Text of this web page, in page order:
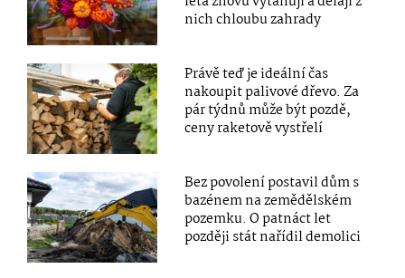
nich chloubu zahrady
Právě teď je ideální čas
nakoupit palivové dřevo. Za
pár týdnů může být pozdě,
ceny raketově vystřelí
Bez povolení postavil dům s
bazénem na zemědělském
pozemku. O patnáct let
později stát nařídil demolici